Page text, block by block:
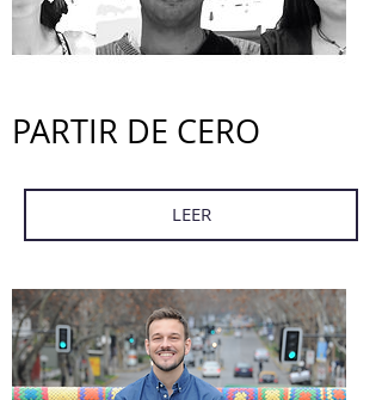
PARTIR DE CERO
LEER